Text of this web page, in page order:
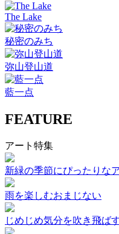
The Lake
秘密のみち
弥山登山道
藍一点
FEATURE
アート特集
新緑の季節にぴったりな
雨を楽しむおまじない
じめじめ気分を吹き飛ば